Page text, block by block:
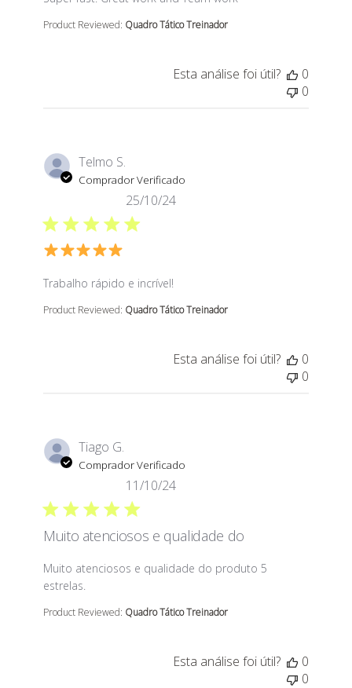
Product Reviewed: Quadro Tático Treinador
Esta análise foi útil?
0
0
Telmo S.
Comprador Verificado
Trabalho rápido e incrível!
read more about review content
Product Reviewed: Quadro Tático Treinador
25/10/24
Esta análise foi útil?
0
0
Tiago G.
Comprador Verificado
Muito atenciosos e qualidade do
Muito atenciosos e qualidade do produto 5
estrelas.
read more about review content Muito atenciosos e
Product Reviewed: Quadro Tático Treinador
11/10/24
Esta análise foi útil?
0
0